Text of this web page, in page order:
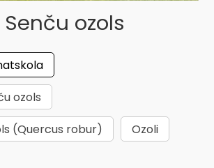
ozols
ozols
(Quercus robur)
Ozoli